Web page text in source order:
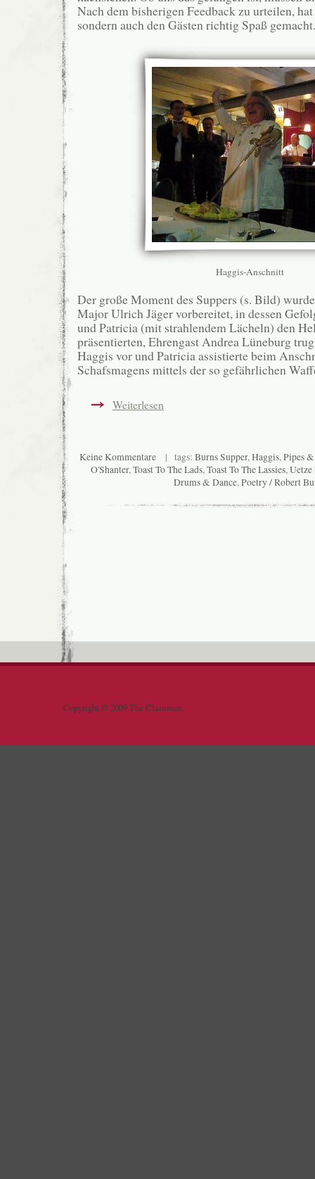
Nach dem bisherigen Feedback zu urteilen,
sondern auch den Gästen richtig Spaß gemacht.
Haggis-Anschnitt
Der große Moment des Suppers (s. Bild)
Major Ulrich Jäger vorbereitet, in dessen
und Patricia (mit strahlendem Lächeln) den
präsentierten, Ehrengast Andrea Lüneburg
Haggis vor und Patricia assistierte beim
Schafsmagens mittels der so gefährlichen
Weiterlesen
Keine Kommentare| tags: Burns Supper,Haggis,Pipes
O'Shanter,Toast To The Lads,Toast To The Lassies,Uetze
Drums & Dance,Poetry / Robert
Copyright © 2009 The Clansmen